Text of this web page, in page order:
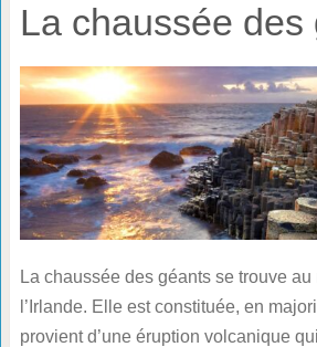
La chaussée des
La chaussée des géants se trouve
l’Irlande. Elle est constituée, en
provient d’une éruption volcanique